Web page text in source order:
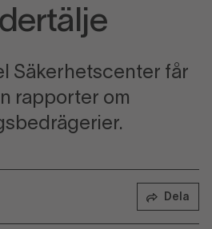
Säkerhetscenter får
rapporter om
Dela